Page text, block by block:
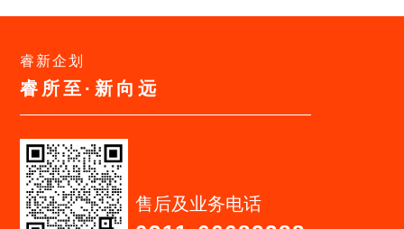
睿新企划
睿所至·新向远
售后及业务电话